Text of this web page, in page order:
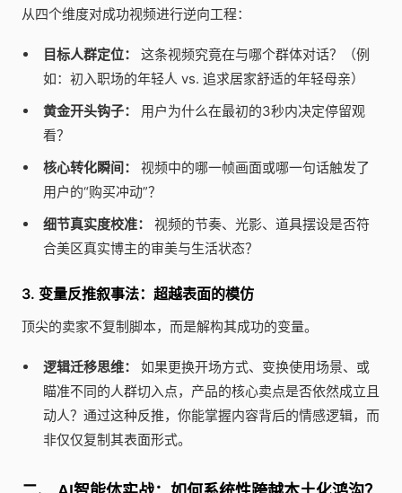
从四个维度对成功视频进行逆向工程：
目标人群定位：
这条视频究竟在与哪个群体对话？（例
如：初入职场的年轻人 vs. 追求居家舒适的年轻母亲）
黄金开头钩子：
用户为什么在最初的3秒内决定停留观
看？
核心转化瞬间：
视频中的哪一帧画面或哪一句话触发了
用户的“购买冲动”？
细节真实度校准：
视频的节奏、光影、道具摆设是否符
合美区真实博主的审美与生活状态？
3. 变量反推叙事法：超越表面的模仿
顶尖的卖家不复制脚本，而是解构其成功的变量。
逻辑迁移思维：
如果更换开场方式、变换使用场景、或
瞄准不同的人群切入点，产品的核心卖点是否依然成立且
动人？通过这种反推，你能掌握内容背后的情感逻辑，而
非仅仅复制其表面形式。